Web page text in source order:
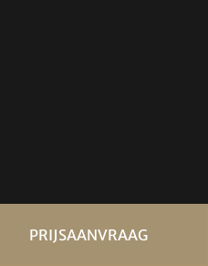
PRIJSAANVRAAG
disclaimer &